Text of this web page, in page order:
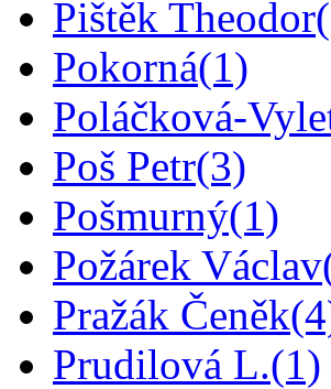
Pištěk Theodor
Pokorná(1)
Poláčková-
Poš Petr(3)
Pošmurný(1)
Požárek Václav
Pražák Čeněk
Prudilová L.(1)